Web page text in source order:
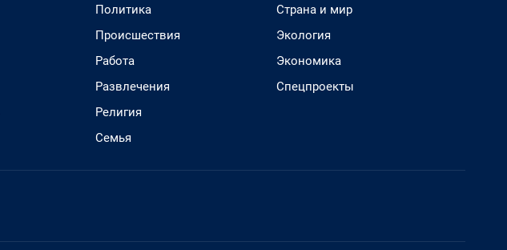
Политика
Происшествия
Работа
Развлечения
Религия
Семья
Страна и мир
Экология
Экономика
Спецпроекты